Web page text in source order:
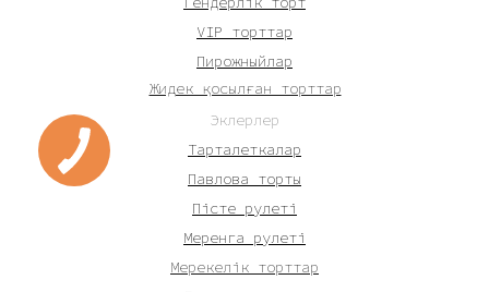
Меренга рулеті
Пирожныйлар
Тарталеткалар
Пісте рулеті
Павлова торты
VIP торттар
Эклерлер
Мерекелік торттар
Жидек қосылған торттар